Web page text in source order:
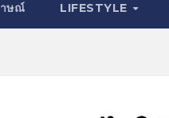
ษณ์ LIFESTYLE